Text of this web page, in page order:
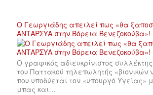
Ο Γεωργιάδης απειλεί πως «θα
ΑΝΤΑΡΣΥΑ στην Βόρεια Βενεζοκούβα»!
Ο γραφικός αδιευκρίνιστος
του Παττακού τηλεπωλητής «βιονικών
που υποδύεται τον «υπουργό Υγείας»
μπας και…